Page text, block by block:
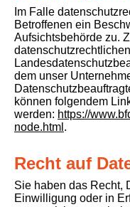
Im Falle
Betroffenen ein
Aufsichtsbehörde zu.
dem unser
können folgendem
werden: https://
node.html .
Recht auf
Sie haben das Recht,
Einwilligung oder in